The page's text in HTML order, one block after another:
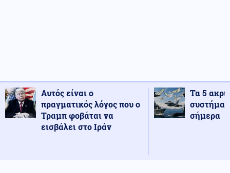
Αυτός είναι ο
πραγματικός λόγος που ο
Τραμπ φοβάται να
εισβάλει στο Ιράν
Τα 5
σήμερα